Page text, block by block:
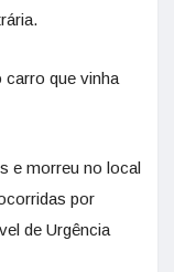
que vinha
e morreu no local
por
de Urgência